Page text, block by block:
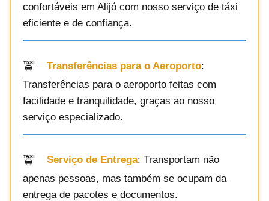
confortáveis em Alijó com nosso serviço de táxi
eficiente e de confiança.
Transferências para o Aeroporto:
Transferências para o aeroporto feitas com
facilidade e tranquilidade, graças ao nosso
serviço especializado.
Serviço de Entrega: Transportam não
apenas pessoas, mas também se ocupam da
entrega de pacotes e documentos.